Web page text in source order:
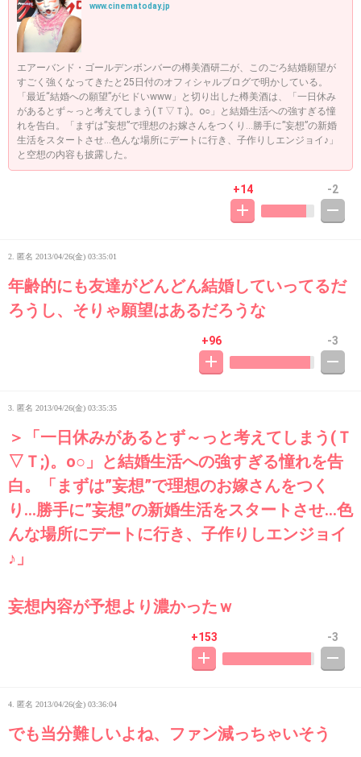
www.cinematoday.jp
エアーバンド・ゴールデンボンバーの樽美酒研二が、このごろ結婚願望が
すごく強くなってきたと25日付のオフィシャルブログで明かしている。
「最近“結婚への願望”がヒドいwww」と切り出した樽美酒は、「一日休み
があるとず～っと考えてしまう(Ｔ▽Ｔ;)。o○」と結婚生活への強すぎる憧
れを告白。「まずは”妄想”で理想のお嫁さんをつくり…勝手に”妄想”の新婚
生活をスタートさせ…色んな場所にデートに行き、子作りしエンジョイ♪」
と空想の内容も披露した。
+14 -2
2. 匿名 2013/04/26(金) 03:35:01
年齢的にも友達がどんどん結婚していってるだ
ろうし、そりゃ願望はあるだろうな
+96 -3
3. 匿名 2013/04/26(金) 03:35:35
＞「一日休みがあるとず～っと考えてしまう(Ｔ
▽Ｔ;)。o○」と結婚生活への強すぎる憧れを告
白。「まずは”妄想”で理想のお嫁さんをつく
り…勝手に”妄想”の新婚生活をスタートさせ…色
んな場所にデートに行き、子作りしエンジョイ
♪」
妄想内容が予想より濃かったｗ
+153 -3
4. 匿名 2013/04/26(金) 03:36:04
でも当分難しいよね、ファン減っちゃいそう